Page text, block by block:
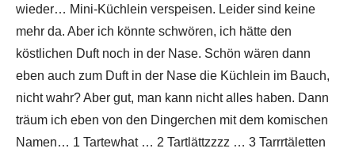
wieder… Mini-Küchlein verspeisen. Leider sind keine
mehr da. Aber ich könnte schwören, ich hätte den
köstlichen Duft noch in der Nase. Schön wären dann
eben auch zum Duft in der Nase die Küchlein im Bauch,
nicht wahr? Aber gut, man kann nicht alles haben. Dann
träum ich eben von den Dingerchen mit dem komischen
Namen… 1 Tartewhat … 2 Tartlättzzzz … 3 Tarrrtäletten